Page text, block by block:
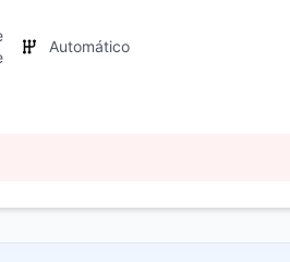
Automático